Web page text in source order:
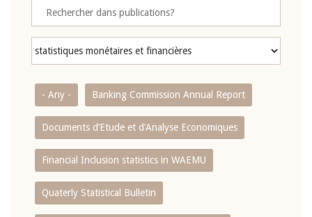
- Any - Banking Commission Annual Report
Documents d’Etude et d’Analyse Economiques
Financial Inclusion statistics in WAEMU
Quaterly Statistical Bulletin